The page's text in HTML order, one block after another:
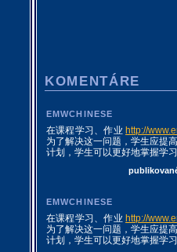
KOMENTÁRE
EMWCHINESE
在课程学习、作业http://
为了解决这一问题，学生应提
计划，学生可以更好地掌握学
EMWCHINESE
在课程学习、作业http://
为了解决这一问题，学生应提
计划，学生可以更好地掌握学